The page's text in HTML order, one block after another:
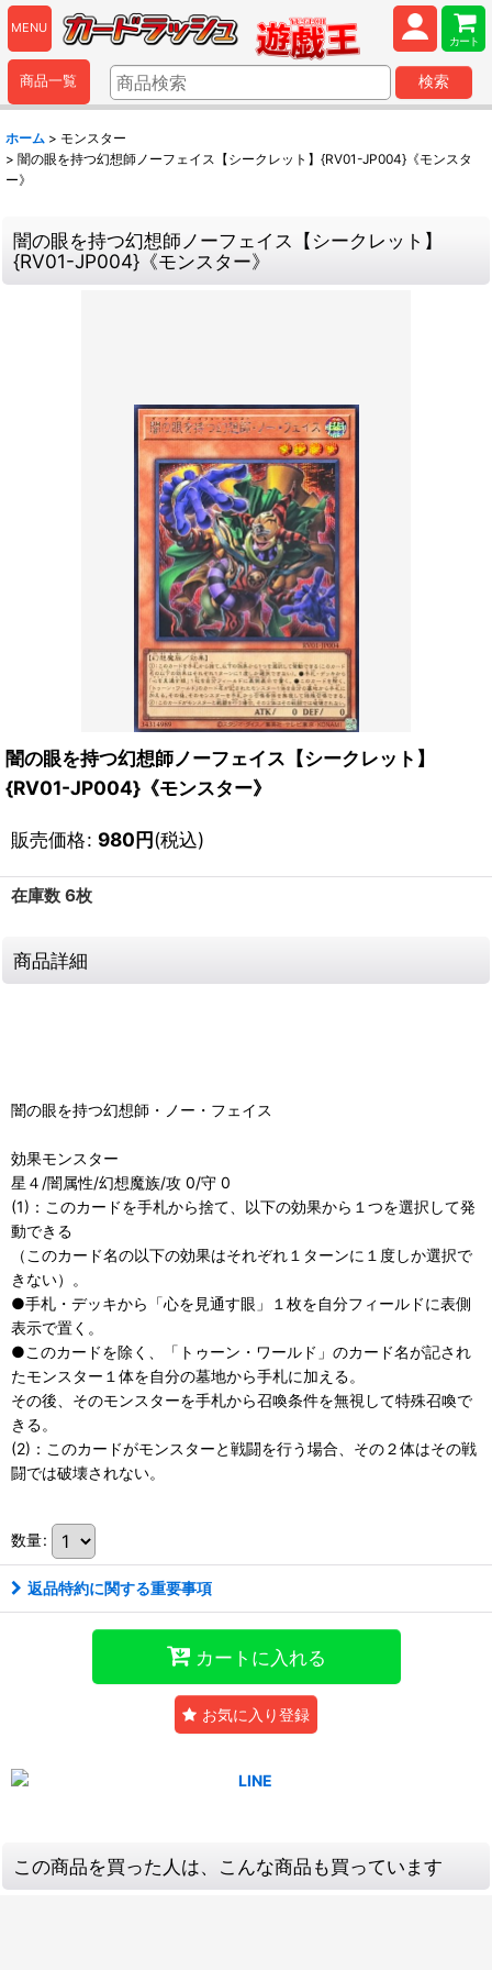
MENU
カート
商品一覧 検索
ホーム > モンスター
> 闇の眼を持つ幻想師ノーフェイス【シークレット】{RV01-JP004}《モンスタ
ー》
闇の眼を持つ幻想師ノーフェイス【シークレット】
{RV01-JP004}《モンスター》
闇の眼を持つ幻想師ノーフェイス【シークレット】
{RV01-JP004}《モンスター》
販売価格: 980円(税込)
在庫数 6枚
商品詳細
闇の眼を持つ幻想師・ノー・フェイス
効果モンスター
星４/闇属性/幻想魔族/攻 0/守 0
(1)：このカードを手札から捨て、以下の効果から１つを選択して発
動できる
（このカード名の以下の効果はそれぞれ１ターンに１度しか選択で
きない）。
●手札・デッキから「心を見通す眼」１枚を自分フィールドに表側
表示で置く。
●このカードを除く、「トゥーン・ワールド」のカード名が記され
たモンスター１体を自分の墓地から手札に加える。
その後、そのモンスターを手札から召喚条件を無視して特殊召喚で
きる。
(2)：このカードがモンスターと戦闘を行う場合、その２体はその戦
闘では破壊されない。
数量:
返品特約に関する重要事項
カートに入れる
お気に入り登録
この商品を買った人は、こんな商品も買っています